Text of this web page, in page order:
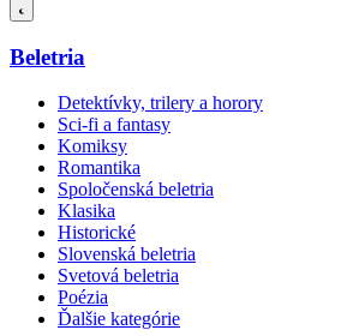
Beletria
Detektívky, trilery a horory
Sci-fi a fantasy
Komiksy
Romantika
Spoločenská beletria
Klasika
Historické
Slovenská beletria
Svetová beletria
Poézia
Ďalšie kategórie